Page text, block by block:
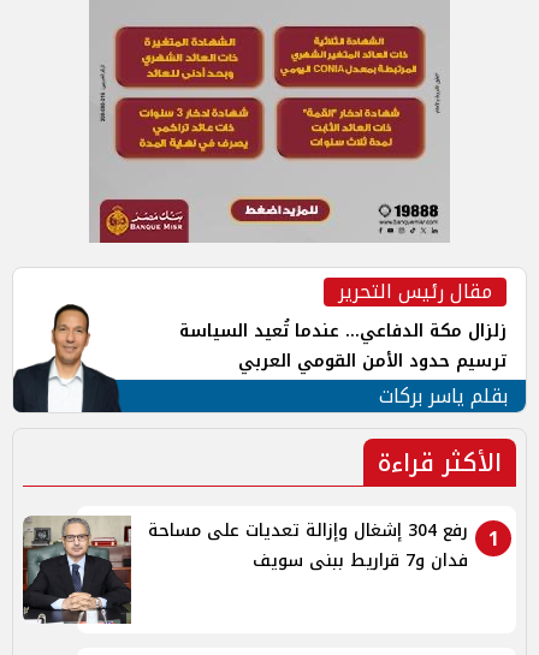
مقال رئيس التحرير
زلزال مكة الدفاعي... عندما تُعيد السياسة
ترسيم حدود الأمن القومي العربي
بقلم ياسر بركات
الأكثر قراءة
1
رفع 304 إشغال وإزالة تعديات على مساحة
فدان و7 قراريط ببنى سويف